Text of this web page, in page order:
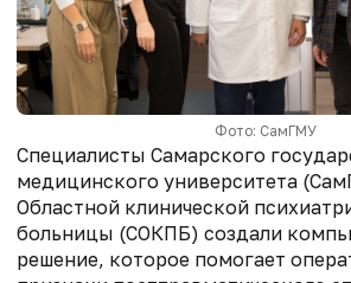
Фото: СамГМУ
Специалисты Самарского
медицинского университета
Областной клинической
больницы (СОКПБ) создали
решение, которое помогает